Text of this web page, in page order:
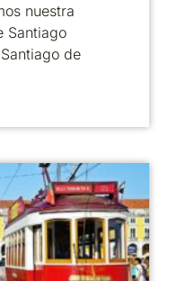
nuestra
Santiago
de